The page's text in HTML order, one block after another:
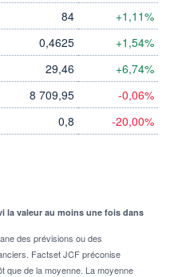
84 +1,11%
0,4625 +1,54%
29,46 +6,74%
8 709,95 -0,06%
0,8 -20,00%
la valeur au moins une fois dans
des prévisions ou des
Factset JCF préconise
que de la moyenne. La moyenne